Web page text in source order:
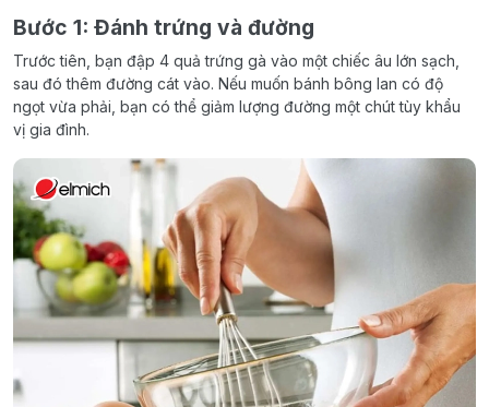
Bước 1: Đánh trứng và đường
Trước tiên, bạn đập 4 quả trứng gà vào một chiếc âu lớn sạch,
sau đó thêm đường cát vào. Nếu muốn bánh bông lan có độ
ngọt vừa phải, bạn có thể giảm lượng đường một chút tùy khẩu
vị gia đình.